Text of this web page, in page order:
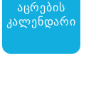
აცრების
კალენდარი